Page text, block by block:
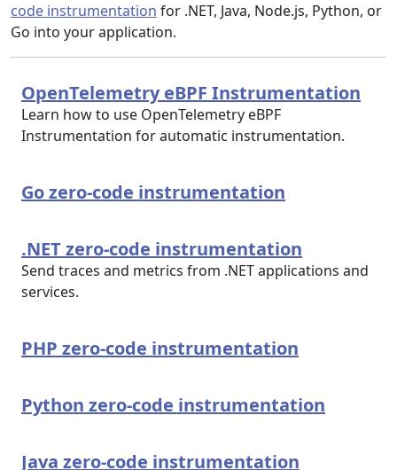
code instrumentation for .NET, Java, Node.js, Python, or
Go into your application.
OpenTelemetry eBPF Instrumentation
Learn how to use OpenTelemetry eBPF
Instrumentation for automatic instrumentation.
Go zero-code instrumentation
.NET zero-code instrumentation
Send traces and metrics from .NET applications and
services.
PHP zero-code instrumentation
Python zero-code instrumentation
Java zero-code instrumentation